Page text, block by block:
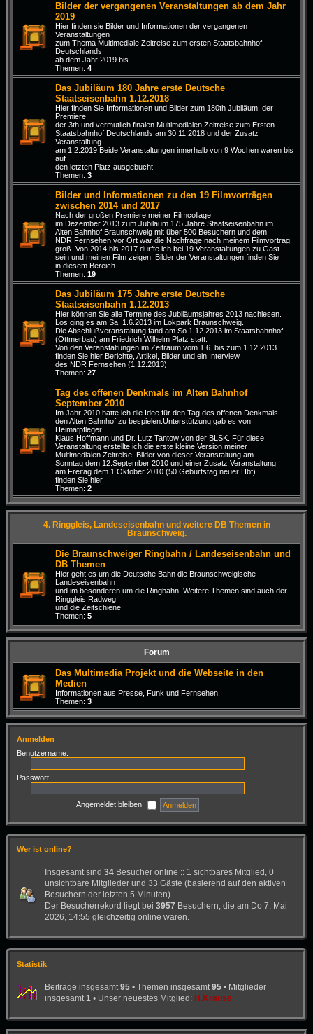
Bilder der vergangenen Veranstaltungen ab dem Jahr
2019
Hier finden sie Bilder und Informationen der vergangenen
Veranstaltungen
zum Thema Multimediale Zeitreise zum ersten Staatsbahnhof
Deutschlands
ab dem Jahr 2019 bis ...
Themen: 4
Das Jubiläum 180 Jahre erste Deutsche
Staatseisenbahn 1.12.2018
Hier finden Sie Informationen und Bilder zum 180th Jubiläum, der
Premiere
der 3th und vermutlich finalen Multimedialen Zeitreise zum Ersten
Staatsbahnhof Deutschlands am 30.11.2018 und der Zusatz
Veranstaltung
am 1.2.2019 Beide Veranstaltungen innerhalb von 9 Wochen waren bis
auf
den letzten Platz ausgebucht.
Themen: 3
Bilder und Informationen zu den 19 Filmvorträgen
zwischen 2014 und 2017
Nach der großen Premiere meiner Filmcollage
im Dezember 2013 zum Jubiläum 175 Jahre Staatseisenbahn im
Alten Bahnhof Braunschweig mit über 500 Besuchern und dem
NDR Fernsehen vor Ort war die Nachfrage nach meinem Filmvortrag
groß. Von 2014 bis 2017 durfte ich bei 19 Veranstaltungen zu Gast
sein und meinen Film zeigen. Bilder der Veranstaltungen finden Sie
in diesem Bereich.
Themen: 19
Das Jubiläum 175 Jahre erste Deutsche
Staatseisenbahn 1.12.2013
Hier können Sie alle Termine des Jubiläumsjahres 2013 nachlesen.
Los ging es am Sa. 1.6.2013 im Lokpark Braunschweig.
Die Abschlußveranstaltung fand am So.1.12.2013 im Staatsbahnhof
(Ottmerbau) am Friedrich Wilhelm Platz statt.
Von den Veranstaltungen im Zeitraum vom 1.6. bis zum 1.12.2013
finden Sie hier Berichte, Artikel, Bilder und ein Interview
des NDR Fernsehen (1.12.2013) .
Themen: 27
Tag des offenen Denkmals im Alten Bahnhof
September 2010
Im Jahr 2010 hatte ich die Idee für den Tag des offenen Denkmals
den Alten Bahnhof zu bespielen.Unterstützung gab es von
Heimatpfleger
Klaus Hoffmann und Dr. Lutz Tantow von der BLSK. Für diese
Veranstaltung erstellte ich die erste kleine Version meiner
Multimedialen Zeitreise. Bilder von dieser Veranstaltung am
Sonntag dem 12.September 2010 und einer Zusatz Veranstaltung
am Freitag dem 1.Oktober 2010 (50 Geburtstag neuer Hbf)
finden Sie hier.
Themen: 2
4. Ringgleis, Landeseisenbahn und weitere DB Themen in
Braunschweig.
Die Braunschweiger Ringbahn / Landeseisenbahn und
DB Themen
Hier geht es um die Deutsche Bahn die Braunschweigische
Landeseisenbahn
und im besonderen um die Ringbahn. Weitere Themen sind auch der
Ringgleis Radweg
und die Zeitschiene.
Themen: 5
Forum
Das Multimedia Projekt und die Webseite in den
Medien
Informationen aus Presse, Funk und Fernsehen.
Themen: 3
Anmelden
Benutzername:
Passwort:
Angemeldet bleiben
Wer ist online?
Insgesamt sind 34 Besucher online :: 1 sichtbares Mitglied, 0
unsichtbare Mitglieder und 33 Gäste (basierend auf den aktiven
Besuchern der letzten 5 Minuten)
Der Besucherrekord liegt bei 3957 Besuchern, die am Do 7. Mai
2026, 14:55 gleichzeitig online waren.
Statistik
Beiträge insgesamt 95 • Themen insgesamt 95 • Mitglieder
insgesamt 1 • Unser neuestes Mitglied: H.Krause